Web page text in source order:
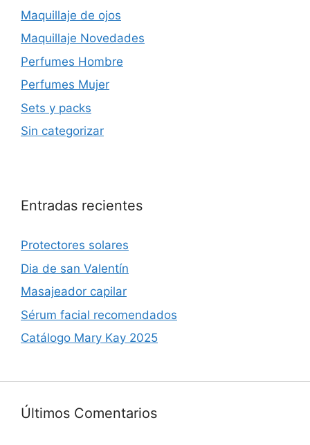
Maquillaje de ojos
Maquillaje Novedades
Perfumes Hombre
Perfumes Mujer
Sets y packs
Sin categorizar
Entradas recientes
Protectores solares
Dia de san Valentín
Masajeador capilar
Sérum facial recomendados
Catálogo Mary Kay 2025
Últimos Comentarios